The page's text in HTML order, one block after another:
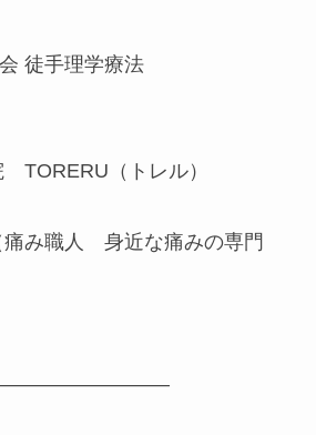
徒手理学療法
TORERU（トレル）
み職人 身近な痛みの専門